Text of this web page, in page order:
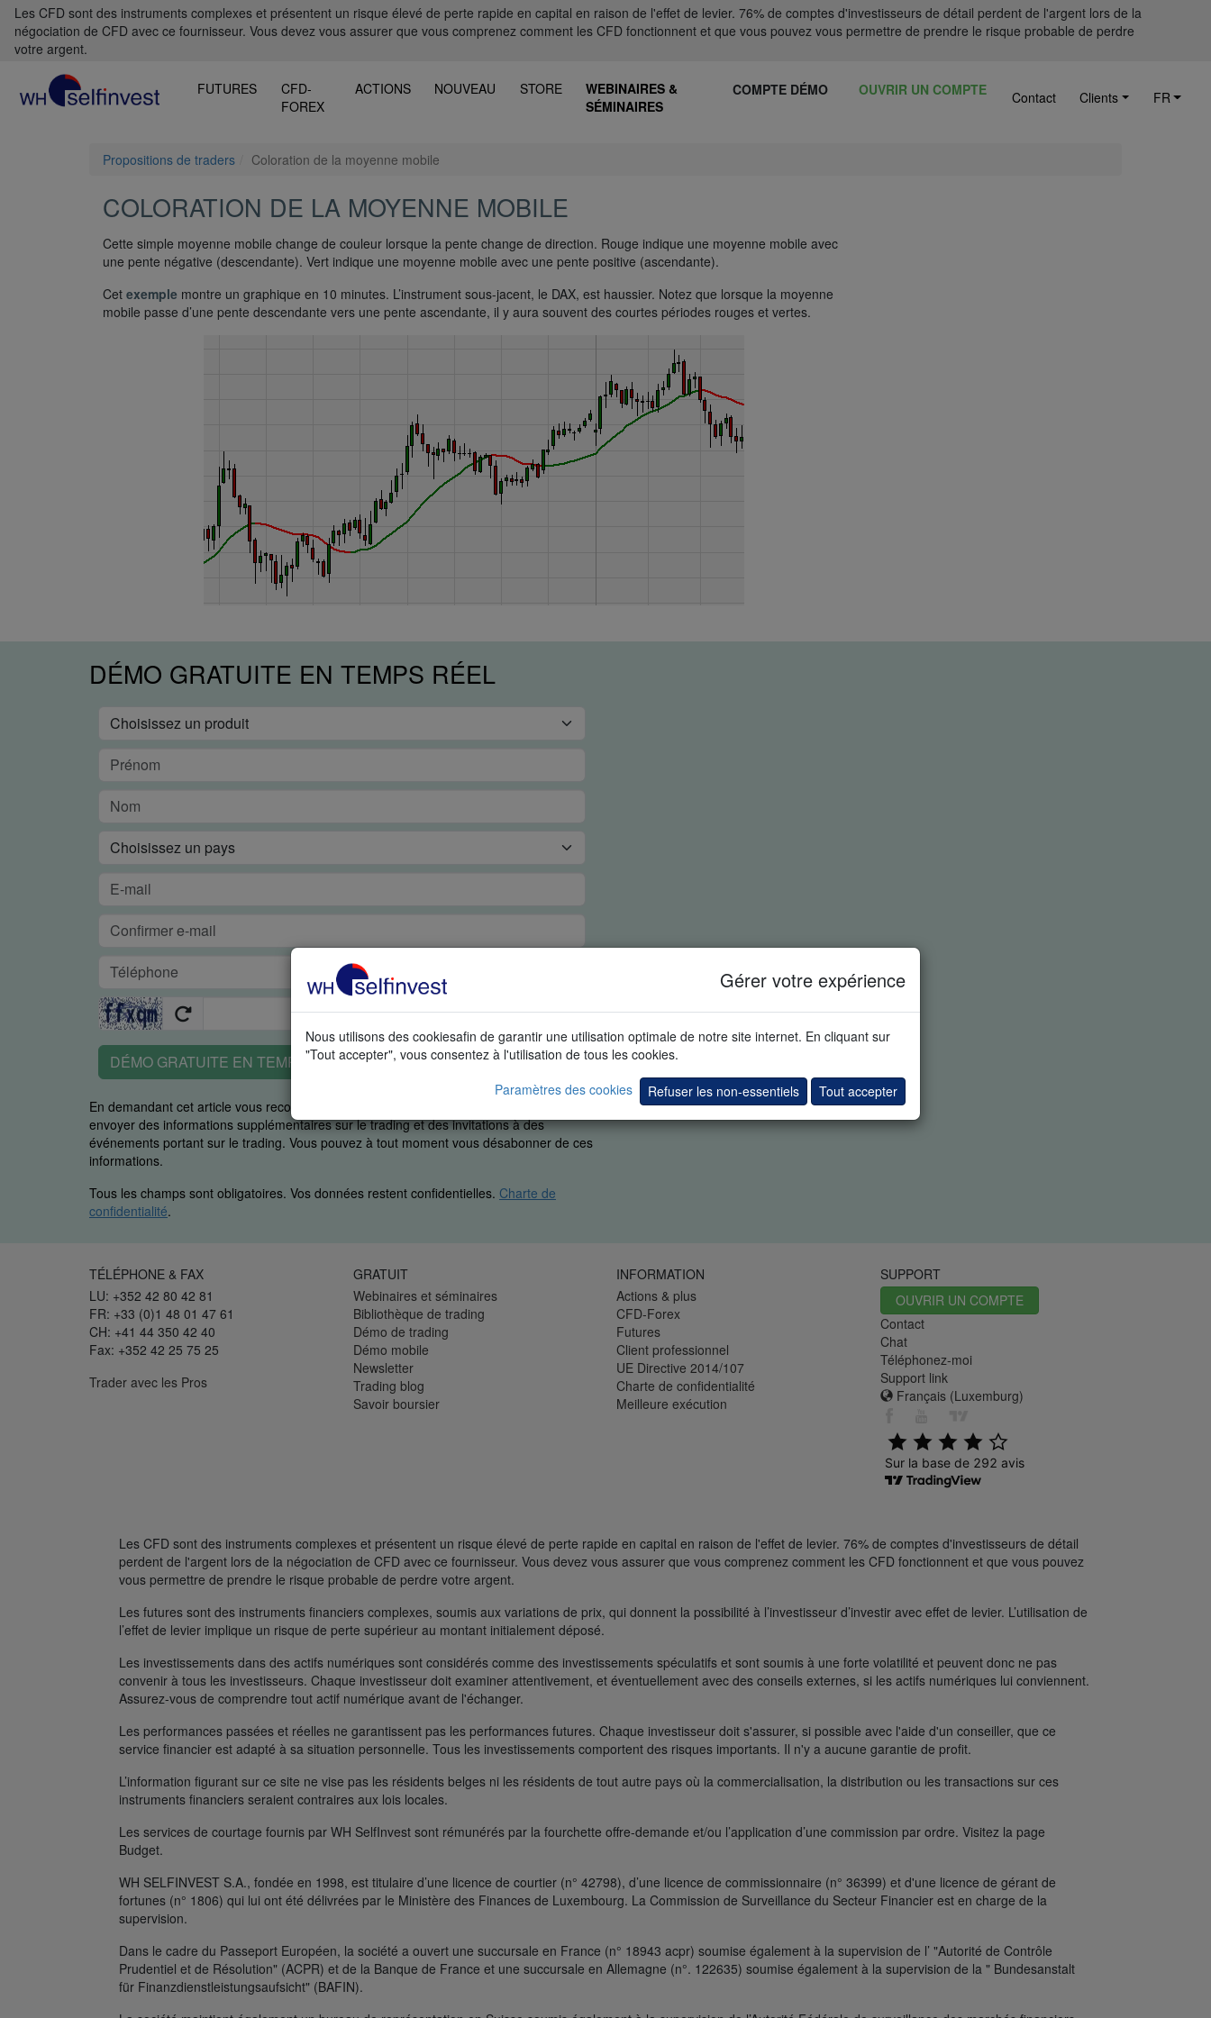
Les CFD sont des instruments complexes et présentent un risque élevé de perte rapide en capital en raison de l'effet de levier. 76% de comptes d'investisseurs de détail perdent de l'argent lors de la
négociation de CFD avec ce fournisseur. Vous devez vous assurer que vous comprenez comment les CFD fonctionnent et que vous pouvez vous permettre de prendre le risque probable de perdre
votre argent.
FUTURES
CFD-
FOREX
ACTIONS NOUVEAU STORE
WEBINAIRES &
SÉMINAIRES
COMPTE DÉMO OUVRIR UN COMPTE Contact Clients FR
Propositions de traders Coloration de la moyenne mobile
COLORATION DE LA MOYENNE MOBILE
Cette simple moyenne mobile change de couleur lorsque la pente change de direction. Rouge indique une moyenne mobile avec
une pente négative (descendante). Vert indique une moyenne mobile avec une pente positive (ascendante).
Cet exemple montre un graphique en 10 minutes. L’instrument sous-jacent, le DAX, est haussier. Notez que lorsque la moyenne
mobile passe d’une pente descendante vers une pente ascendante, il y aura souvent des courtes périodes rouges et vertes.
Gérer votre expérience
Nous utilisons des cookiesafin de garantir une utilisation optimale de notre site internet. En cliquant sur
"Tout accepter", vous consentez à l'utilisation de tous les cookies.
Paramètres des cookies
Refuser les non-essentiels Tout accepter
DÉMO GRATUITE EN TEMPS RÉEL
DÉMO GRATUITE EN TEMPS RÉEL
En demandant cet article vous reconnaissez spécifiquement que nous pouvons vous
envoyer des informations supplémentaires sur le trading et des invitations à des
événements portant sur le trading. Vous pouvez à tout moment vous désabonner de ces
informations.
Tous les champs sont obligatoires. Vos données restent confidentielles. Charte de
confidentialité.
TÉLÉPHONE & FAX
LU: +352 42 80 42 81
FR: +33 (0)1 48 01 47 61
CH: +41 44 350 42 40
Fax: +352 42 25 75 25
Trader avec les Pros
GRATUIT
Webinaires et séminaires
Bibliothèque de trading
Démo de trading
Démo mobile
Newsletter
Trading blog
Savoir boursier
INFORMATION
Actions & plus
CFD-Forex
Futures
Client professionnel
UE Directive 2014/107
Charte de confidentialité
Meilleure exécution
SUPPORT
OUVRIR UN COMPTE
Contact
Chat
Téléphonez-moi
Support link
Français (Luxemburg)
Les CFD sont des instruments complexes et présentent un risque élevé de perte rapide en capital en raison de l'effet de levier. 76% de comptes d'investisseurs de détail
perdent de l'argent lors de la négociation de CFD avec ce fournisseur. Vous devez vous assurer que vous comprenez comment les CFD fonctionnent et que vous pouvez
vous permettre de prendre le risque probable de perdre votre argent.
Les futures sont des instruments financiers complexes, soumis aux variations de prix, qui donnent la possibilité à l’investisseur d’investir avec effet de levier. L’utilisation de
l’effet de levier implique un risque de perte supérieur au montant initialement déposé.
Les investissements dans des actifs numériques sont considérés comme des investissements spéculatifs et sont soumis à une forte volatilité et peuvent donc ne pas
convenir à tous les investisseurs. Chaque investisseur doit examiner attentivement, et éventuellement avec des conseils externes, si les actifs numériques lui conviennent.
Assurez-vous de comprendre tout actif numérique avant de l'échanger.
Les performances passées et réelles ne garantissent pas les performances futures. Chaque investisseur doit s'assurer, si possible avec l'aide d'un conseiller, que ce
service financier est adapté à sa situation personnelle. Tous les investissements comportent des risques importants. Il n'y a aucune garantie de profit.
L’information figurant sur ce site ne vise pas les résidents belges ni les résidents de tout autre pays où la commercialisation, la distribution ou les transactions sur ces
instruments financiers seraient contraires aux lois locales.
Les services de courtage fournis par WH SelfInvest sont rémunérés par la fourchette offre-demande et/ou l’application d’une commission par ordre. Visitez la page
Budget.
WH SELFINVEST S.A., fondée en 1998, est titulaire d’une licence de courtier (n° 42798), d’une licence de commissionnaire (n° 36399) et d'une licence de gérant de
fortunes (n° 1806) qui lui ont été délivrées par le Ministère des Finances de Luxembourg. La Commission de Surveillance du Secteur Financier est en charge de la
supervision.
Dans le cadre du Passeport Européen, la société a ouvert une succursale en France (n° 18943 acpr) soumise également à la supervision de l’ "Autorité de Contrôle
Prudentiel et de Résolution" (ACPR) et de la Banque de France et une succursale en Allemagne (n°. 122635) soumise également à la supervision de la " Bundesanstalt
für Finanzdienstleistungsaufsicht" (BAFIN).